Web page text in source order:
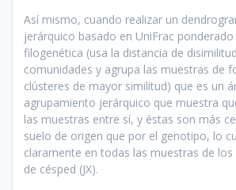
Así mismo, cuando realizar un
jerárquico basado en UniFrac
filogenética (usa la distancia de
comunidades y agrupa las muestras de
clústeres de mayor similitud) que es un
agrupamiento jerárquico que muestra
las muestras entre sí, y éstas son más
suelo de origen que por el genotipo, lo
claramente en todas las muestras de
de césped (JX).